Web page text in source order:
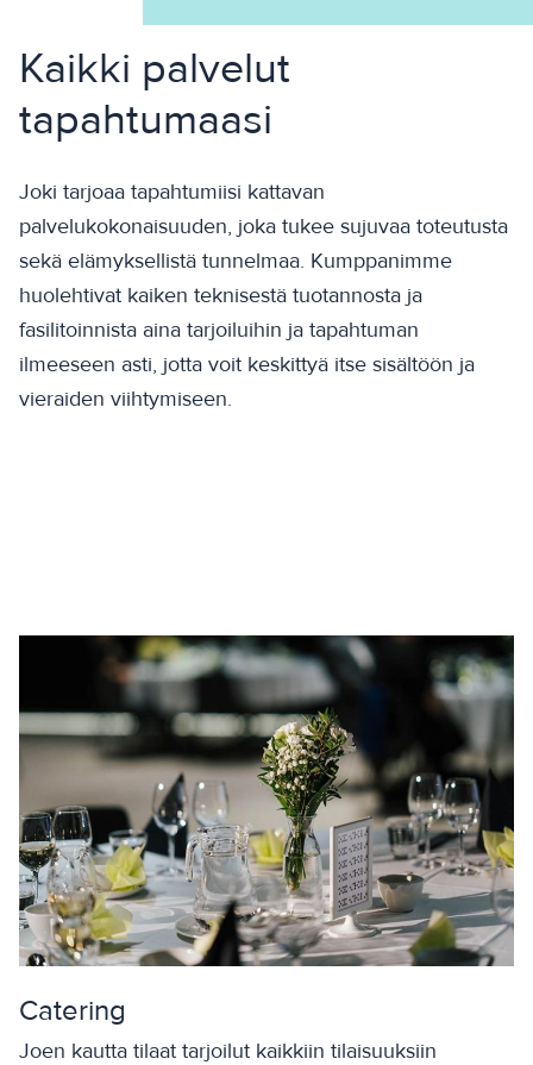
Kaikki palvelut
tapahtumaasi
Joki tarjoaa tapahtumiisi kattavan
palvelukokonaisuuden, joka tukee sujuvaa toteutusta
sekä elämyksellistä tunnelmaa. Kumppanimme
huolehtivat kaiken teknisestä tuotannosta ja
fasilitoinnista aina tarjoiluihin ja tapahtuman
ilmeeseen asti, jotta voit keskittyä itse sisältöön ja
vieraiden viihtymiseen.
Catering
Joen kautta tilaat tarjoilut kaikkiin tilaisuuksiin